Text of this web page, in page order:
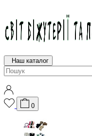
Наш каталог
0